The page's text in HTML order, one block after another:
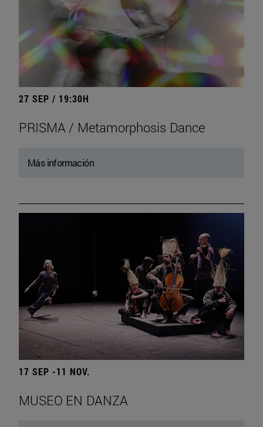
27 SEP / 19:30H
PRISMA / Metamorphosis Dance
Más información
17 SEP -11 NOV.
MUSEO EN DANZA